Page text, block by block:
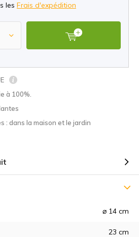
les Frais d'expédition
à 100%.
: dans la maison et le jardin
⌀ 14 cm
23 cm